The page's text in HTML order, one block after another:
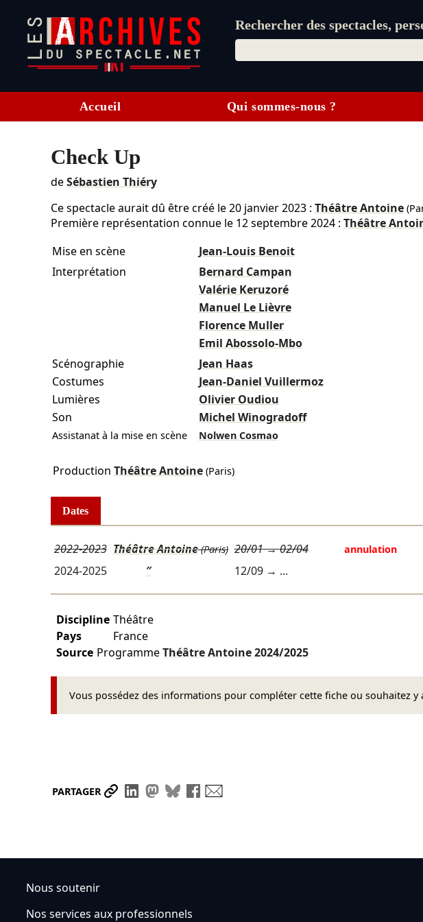
Rechercher des spectacles,
Accueil Qui sommes-nous ?
Check Up
deSébastien Thiéry
Ce spectacle aurait dû être créé le20 janvier 2023: Théâtre Antoine
Première représentation connue le 12 septembre 2024 : Théâtre
Mise en scène
Jean-Louis Benoit
Interprétation
Bernard Campan
Valérie Keruzoré
Manuel Le Lièvre
Florence Muller
Emil Abossolo-Mbo
Scénographie
Jean Haas
Costumes
Jean-Daniel Vuillermoz
Lumières
Olivier Oudiou
Son
Michel Winogradoff
Assistanat à la mise en scène Nolwen Cosmao
Production Théâtre Antoine(Paris)
Dates
2022-2023 Théâtre Antoine(Paris) 20/01→02/04 annulation
2024-2025 ″ 12/09→ ...
Discipline Théâtre
Pays
France
Source ProgrammeThéâtre Antoine2024/2025
Vous possédez des informations pour compléter cette fiche ou souhaitez y
PARTAGER Partager le lien
Partager sur LinkedIn
Partager sur Mastodon
Partager sur Bluesky
Partager sur Facebook
Nous soutenir
Nos services aux professionnels